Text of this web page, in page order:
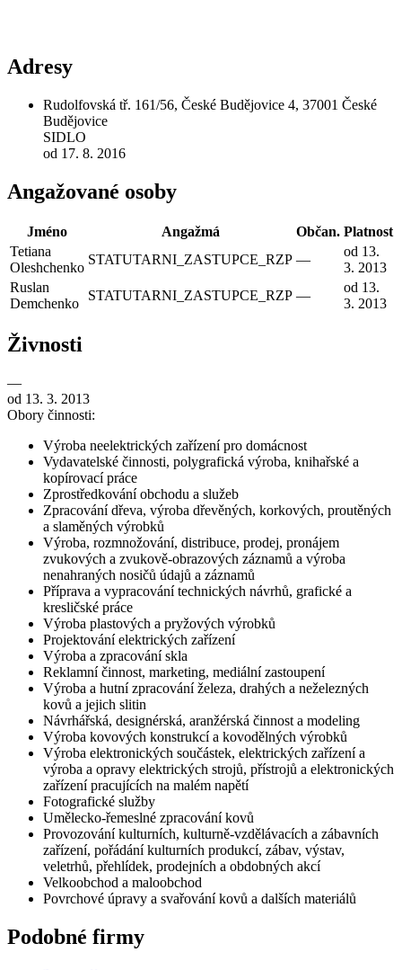
Adresy
Rudolfovská tř. 161/56, České Budějovice 4, 37001 České
Budějovice
SIDLO
od 17. 8. 2016
Angažované osoby
Jméno Angažmá Občan. Platnost
Tetiana
Oleshchenko
STATUTARNI_ZASTUPCE_RZP —
od 13.
3. 2013
Ruslan
Demchenko
STATUTARNI_ZASTUPCE_RZP —
od 13.
3. 2013
Živnosti
—
od 13. 3. 2013
Obory činnosti:
Výroba neelektrických zařízení pro domácnost
Vydavatelské činnosti, polygrafická výroba, knihařské a
kopírovací práce
Zprostředkování obchodu a služeb
Zpracování dřeva, výroba dřevěných, korkových, proutěných
a slaměných výrobků
Výroba, rozmnožování, distribuce, prodej, pronájem
zvukových a zvukově-obrazových záznamů a výroba
nenahraných nosičů údajů a záznamů
Příprava a vypracování technických návrhů, grafické a
kresličské práce
Výroba plastových a pryžových výrobků
Projektování elektrických zařízení
Výroba a zpracování skla
Reklamní činnost, marketing, mediální zastoupení
Výroba a hutní zpracování železa, drahých a neželezných
kovů a jejich slitin
Návrhářská, designérská, aranžérská činnost a modeling
Výroba kovových konstrukcí a kovodělných výrobků
Výroba elektronických součástek, elektrických zařízení a
výroba a opravy elektrických strojů, přístrojů a elektronických
zařízení pracujících na malém napětí
Fotografické služby
Umělecko-řemeslné zpracování kovů
Provozování kulturních, kulturně-vzdělávacích a zábavních
zařízení, pořádání kulturních produkcí, zábav, výstav,
veletrhů, přehlídek, prodejních a obdobných akcí
Velkoobchod a maloobchod
Povrchové úpravy a svařování kovů a dalších materiálů
Podobné firmy